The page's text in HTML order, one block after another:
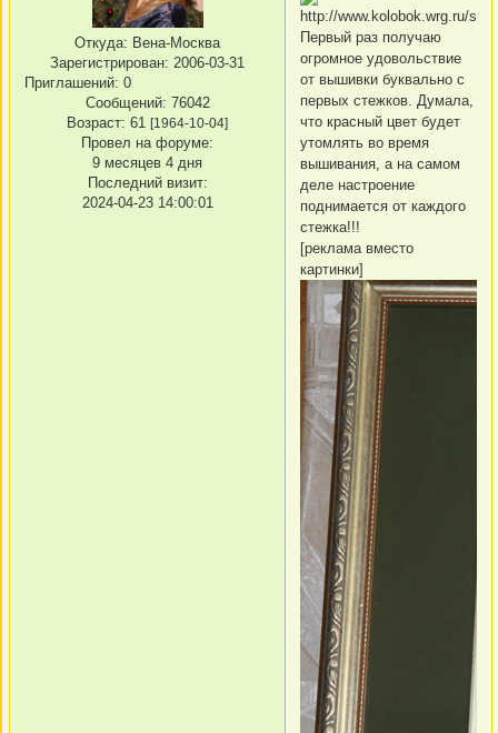
Откуда: Вена-Москва
Зарегистрирован: 2006-03-31
Приглашений: 0
Сообщений: 76042
Возраст: 61 [1964-10-04]
Провел на форуме:
9 месяцев 4 дня
Последний визит:
2024-04-23 14:00:01
Первый раз получаю
огромное удовольствие
от вышивки буквально с
первых стежков. Думала,
что красный цвет будет
утомлять во время
вышивания, а на самом
деле настроение
поднимается от каждого
стежка!!!
[реклама вместо
картинки]